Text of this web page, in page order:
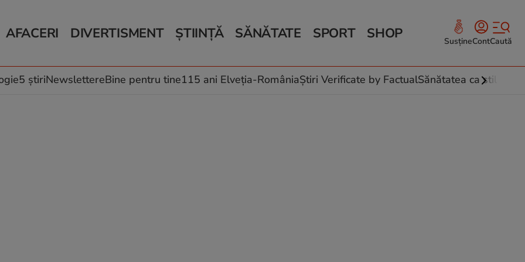
AFACERI
Auto
Locuri de muncă
DIVERTISMENT
Horoscop
Muzică și Filme
ȘTIINȚĂ
Schimbări climatice
SĂNĂTATE
Relații
Rețete culinare
SPORT SHOP SusțineContCaută
5 știriNewslettereBine pentru tine115 ani Elveția-RomâniaȘtiri Verificate by FactualSănătatea ca stil de